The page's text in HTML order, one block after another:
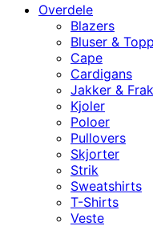
Overdele
Blazers
Bluser &
Cape
Cardigans
Jakker &
Kjoler
Poloer
Pullovers
Skjorter
Strik
Sweatshirts
T-Shirts
Veste